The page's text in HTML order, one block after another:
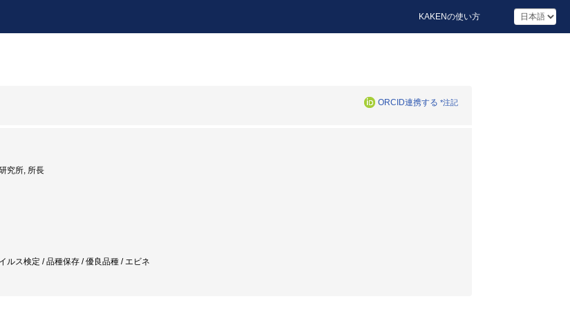
KAKENの使い方
ORCID連携する *注記
究所, 所長
ルス検定 / 品種保存 / 優良品種 / エビネ